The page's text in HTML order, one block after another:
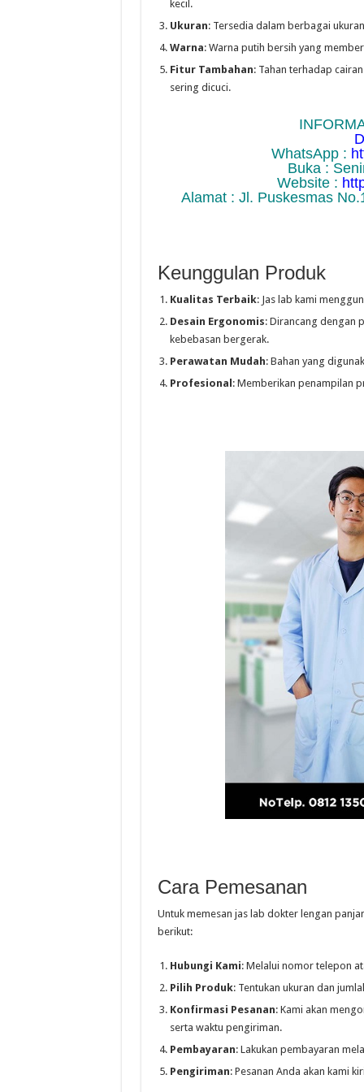
kecil.
Ukuran: Tersedia dalam berbagai
Warna: Warna putih bersih yang
Fitur Tambahan: Tahan terhadap
sering dicuci.
WhatsApp :
Buka :
Website :
Alamat : Jl. Puskesmas
Keunggulan Produk
Kualitas Terbaik: Jas lab kami
Desain Ergonomis: Dirancang dengan
kebebasan bergerak.
Perawatan Mudah: Bahan yang
Profesional : Memberikan penampilan
Cara Pemesanan
Untuk memesan jas lab dokter lengan
berikut:
Hubungi Kami: Melalui nomor telepon
Pilih Produk: Tentukan ukuran dan
Konfirmasi Pesanan: Kami akan
serta waktu pengiriman.
Pembayaran: Lakukan pembayaran
Pengiriman: Pesanan Anda akan kami